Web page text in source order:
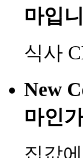
마입
식사
New
마인